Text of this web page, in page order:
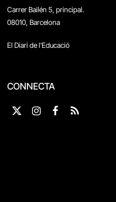
Carrer Bailén 5, principal.
08010, Barcelona
El Diari de l'Educació
CONNECTA
X
InstagramFacebook
RSS